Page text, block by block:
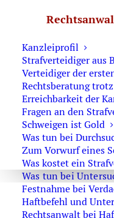
Was Sie wissen
Kanzleiprofil
Strafverteidiger aus
Verteidiger der
Rechtsberatung
Erreichbarkeit der
Fragen an den
Schweigen ist Gold
Was tun bei
Zum Vorwurf eines
Was kostet ein
Was tun bei
Festnahme bei
Haftbefehl und
Rechtsanwalt bei
Home
Rechtsanwalt